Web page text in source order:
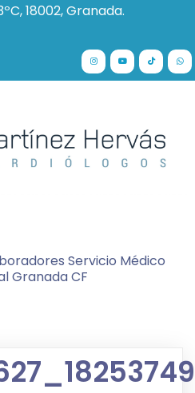
18002, Granada.
Servicio Médico
Granada CF